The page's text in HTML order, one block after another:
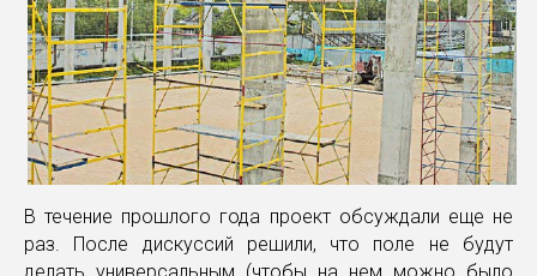
В течение прошлого года проект обсуждали еще не
раз. После дискуссий решили, что поле не будут